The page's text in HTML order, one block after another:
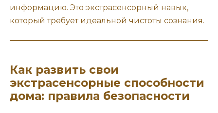
информацию. Это экстрасенсорный навык,
который требует идеальной чистоты сознания.
Как развить свои
экстрасенсорные способности
дома: правила безопасности